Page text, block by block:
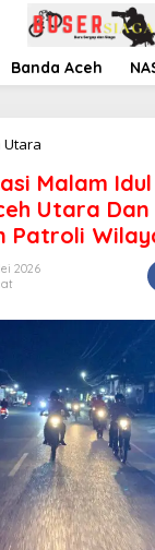
Banda Aceh
Utara
n
a
u
u
M
a
l
a
m
I
d
u
Malam
Utara Dan
Patroli
2026